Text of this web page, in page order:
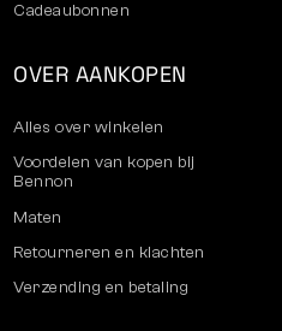
Cadeaubonnen
OVER AANKOPEN
Alles over winkelen
Voordelen van kopen bij
Bennon
Maten
Retourneren en klachten
Verzending en betaling